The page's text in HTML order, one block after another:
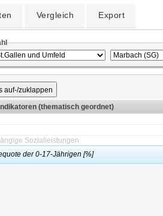
Vergleich Export
auf-/zuklappen
Indikatoren (thematisch geordnet)
Sozialleistungen
der 0-17-Jährigen [%]